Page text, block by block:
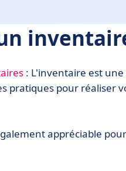
: L'inventaire est
pratiques pour réaliser
appréciable